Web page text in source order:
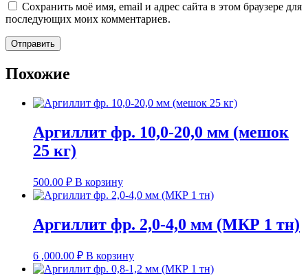
Сохранить моё имя, email и адрес сайта в этом браузере для
последующих моих комментариев.
Похожие
Аргиллит фр. 10,0-20,0 мм (мешок
25 кг)
500.00 ₽ В корзину
Аргиллит фр. 2,0-4,0 мм (МКР 1 тн)
6 ,000.00 ₽ В корзину